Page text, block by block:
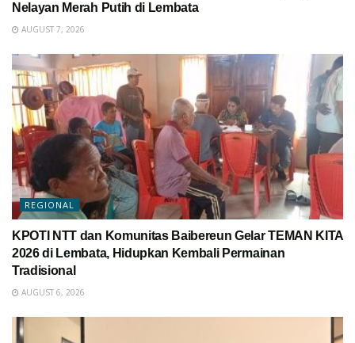
Nelayan Merah Putih di Lembata
AUGUST 7, 2026
REGIONAL
KPOTI NTT dan Komunitas Baibereun Gelar TEMAN KITA
2026 di Lembata, Hidupkan Kembali Permainan
Tradisional
AUGUST 6, 2026